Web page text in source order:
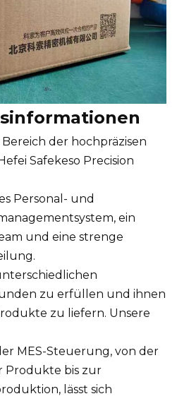
der hochpräzisen
Safekeso Precision
Personal- und
ein
und eine strenge
zu erfüllen und ihnen
zu liefern. Unsere
MES-Steuerung, von der
Produkte bis zur
lässt sich